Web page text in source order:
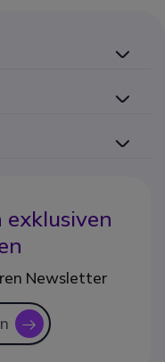
exklusiven
Newsletter
icon